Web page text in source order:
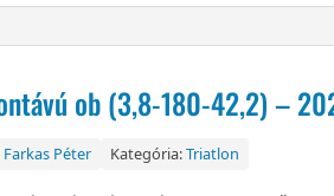
ob (3,8-180-42,2) –
Farkas Péter Kategória:Triatlon